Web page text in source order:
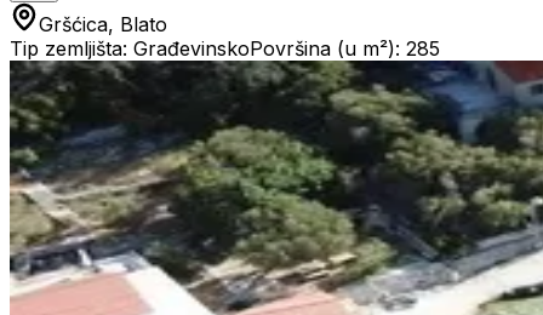
Gršćica, Blato
Tip zemljišta: GrađevinskoPovršina (u m²): 285